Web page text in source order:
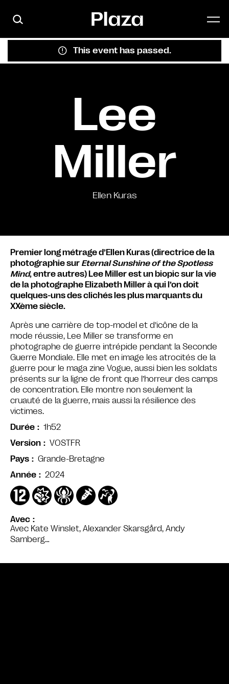
This event has passed.
Lee
Miller
Ellen Kuras
Avec
Avec Kate Winslet, Alexander Skarsgård, Andy
Samberg…
Premier long métrage d’Ellen Kuras (directrice de la
photographie sur Eternal Sunshine of the Spotless
Mind, entre autres) Lee Miller est un biopic sur la vie
de la photographe Elizabeth Miller à qui l’on doit
quelques-uns des clichés les plus marquants du
XXème siècle.
Après une carrière de top-model et d’icône de la
mode réussie, Lee Miller se transforme en
photographe de guerre intrépide pendant la Seconde
Guerre Mondiale. Elle met en image les atrocités de la
guerre pour le maga zine Vogue, aussi bien les soldats
présents sur la ligne de front que l’horreur des camps
de concentration. Elle montre non seulement la
cruauté de la guerre, mais aussi la résilience des
victimes.
Durée
1h52
Version
VOSTFR
Pays
Grande-Bretagne
Année
2024